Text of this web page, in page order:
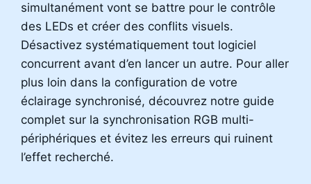
simultanément vont se battre pour le contrôle
des LEDs et créer des conflits visuels.
Désactivez systématiquement tout logiciel
concurrent avant d’en lancer un autre. Pour aller
plus loin dans la configuration de votre
éclairage synchronisé, découvrez notre guide
complet sur la synchronisation RGB multi-
périphériques et évitez les erreurs qui ruinent
l’effet recherché.